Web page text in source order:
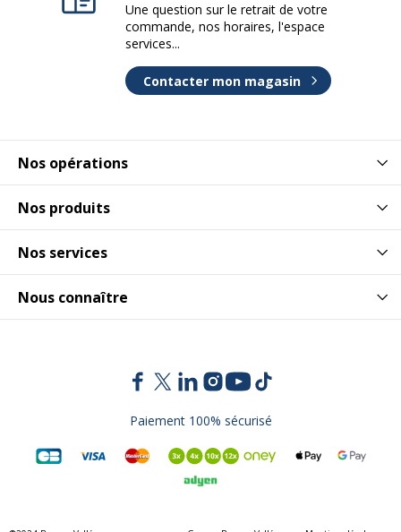
Nos opérations
Nos produits
Nos services
Nous connaître
Une question sur le retrait de votre
commande, nos horaires, l'espace
services...
Contacter mon magasin
Paiement 100% sécurisé